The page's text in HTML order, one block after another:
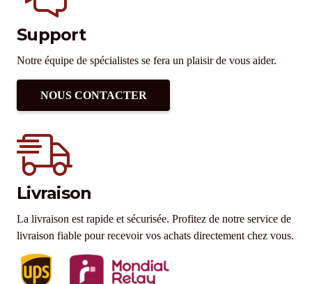
Support
Notre équipe de spécialistes se fera un plaisir de vous aider.
NOUS CONTACTER
Livraison
La livraison est rapide et sécurisée. Profitez de notre service de
livraison fiable pour recevoir vos achats directement chez vous.